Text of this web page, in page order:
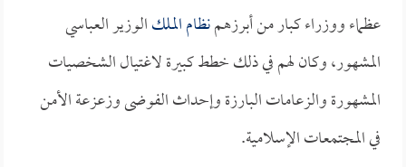
عظماء ووزراء كبار من أبرزهمنظام الملكالوزير العباسي
المشهور، وكان لهم في ذلك خطط كبيرة لاغتيال الشخصيات
المشهورة والزعامات البارزة وإحداث الفوضى وزعزعة الأمن
في المجتمعات الإسلامية.